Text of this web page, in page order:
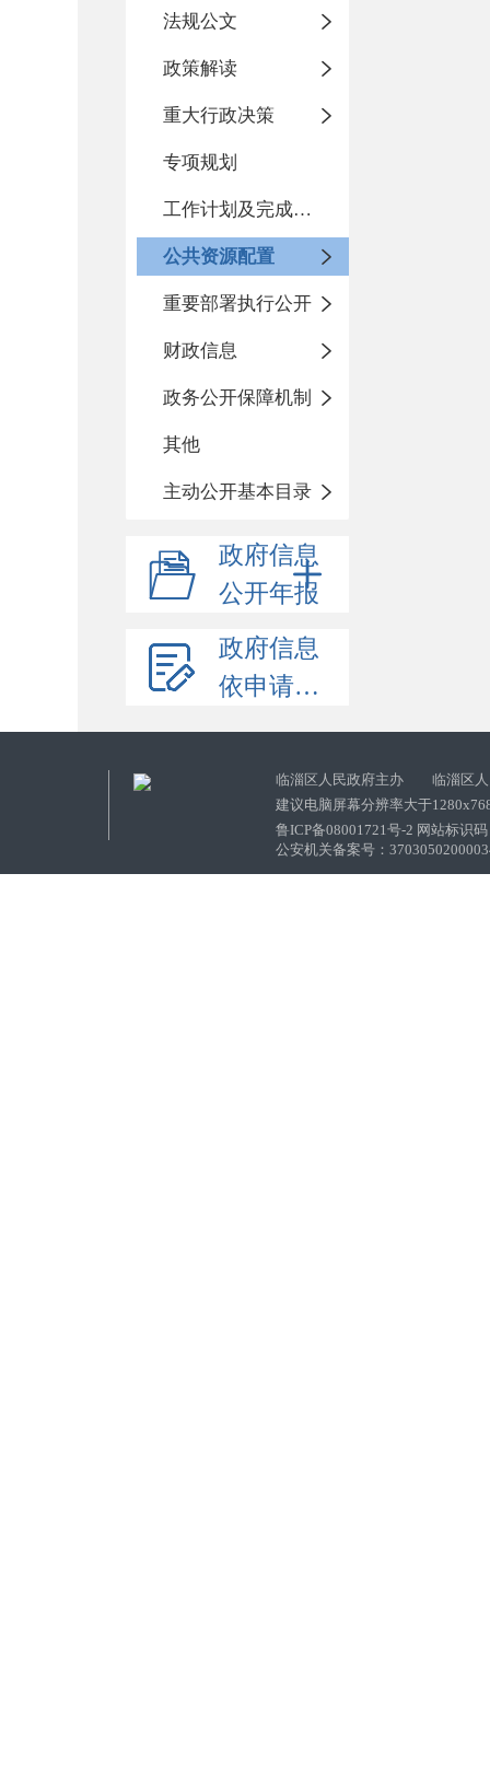
法规公文
政策解读
重大行政决策
专项规划
工作计划及完成情况
公共资源配置
重要部署执行公开
财政信息
政务公开保障机制
其他
主动公开基本目录
政府信息
公开年报
政府信息
依申请公开
临淄区人民政府主办 临淄区人
建议电脑屏幕分辨率大于
鲁ICP备08001721号-2 网站标识
公安机关备案号：